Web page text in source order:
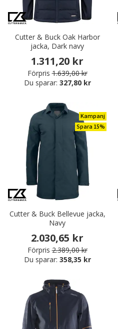
Cutter & Buck Oak Harbor
jacka, Dark navy
1.311,20 kr
Förpris 1.639,00 kr
Du sparar: 327,80 kr
Kampanj
Spara 15%
Cutter & Buck Bellevue jacka,
Navy
2.030,65 kr
Förpris 2.389,00 kr
Du sparar: 358,35 kr